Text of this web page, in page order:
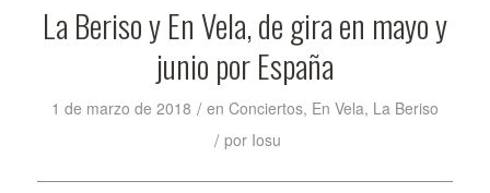
La Beriso y En Vela, de gira en mayo y
junio por España
1 de marzo de 2018 / en Conciertos, En Vela, La Beriso
/ por Iosu